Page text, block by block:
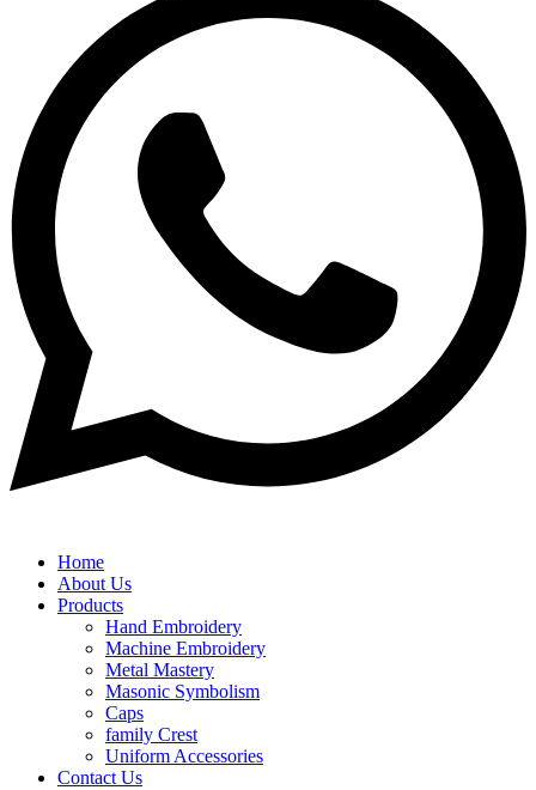
Home
About Us
Products
Hand Embroidery
Machine Embroidery
Metal Mastery
Masonic Symbolism
Caps
family Crest
Uniform Accessories
Contact Us